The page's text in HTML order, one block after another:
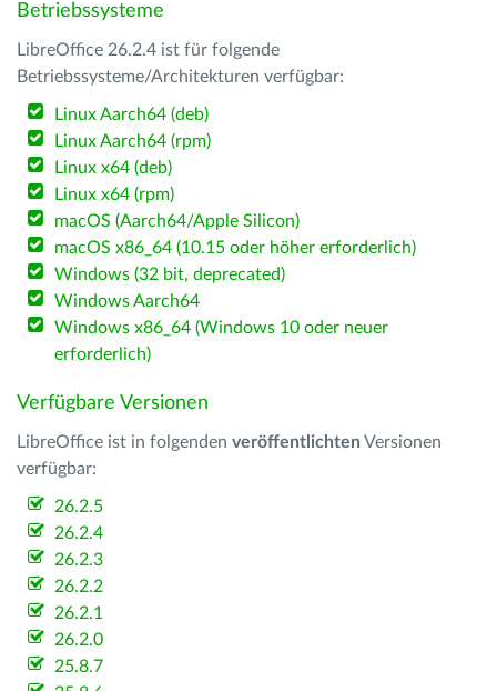
Betriebssysteme
LibreOffice 26.2.4 ist für folgende
Betriebssysteme/Architekturen verfügbar:
Linux Aarch64 (deb)
Linux Aarch64 (rpm)
Linux x64 (deb)
Linux x64 (rpm)
macOS (Aarch64/Apple Silicon)
macOS x86_64 (10.15 oder höher erforderlich)
Windows (32 bit, deprecated)
Windows Aarch64
Windows x86_64 (Windows 10 oder neuer
erforderlich)
Verfügbare Versionen
LibreOffice ist in folgenden veröffentlichten Versionen
verfügbar:
26.2.5
26.2.4
26.2.3
26.2.2
26.2.1
26.2.0
25.8.7